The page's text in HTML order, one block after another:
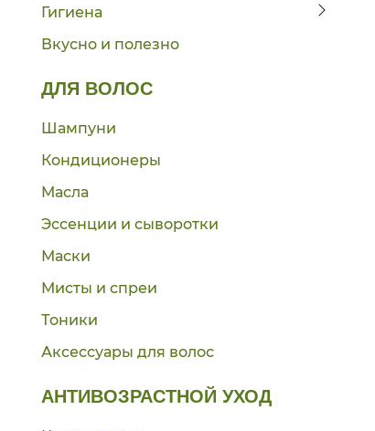
Гигиена
Вкусно и полезно
ДЛЯ ВОЛОС
Шампуни
Кондиционеры
Масла
Эссенции и сыворотки
Маски
Мисты и спреи
Тоники
Аксессуары для волос
АНТИВОЗРАСТНОЙ УХОД